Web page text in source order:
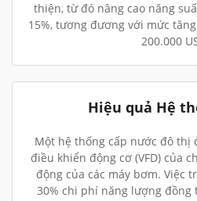
thiện, từ đó nâng cao năng
15%, tương đương với mức
200.000
Hiệu quả Hệ
Một hệ thống cấp nước đô thị
điều khiển động cơ (VFD) của
động của các máy bơm. Việc
30% chi phí năng lượng